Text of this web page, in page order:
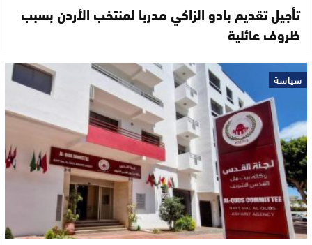
تأجيل تقديم بادو الزاكي مدربا لمنتخب الأردن بسبب
ظروف عائلية
سياسة